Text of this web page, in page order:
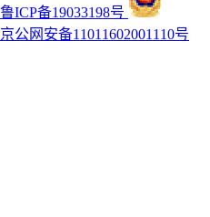
鲁ICP备19033198号
京公网安备11011602001110号